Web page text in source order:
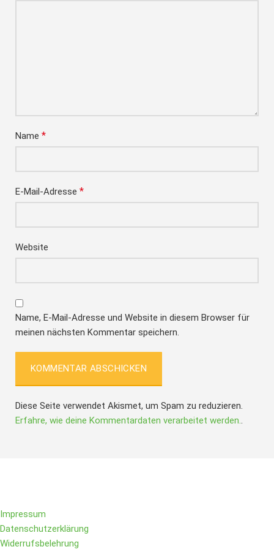
Name *
E-Mail-Adresse *
Website
Name, E-Mail-Adresse und Website in diesem Browser für
meinen nächsten Kommentar speichern.
Diese Seite verwendet Akismet, um Spam zu reduzieren.
Erfahre, wie deine Kommentardaten verarbeitet werden..
Impressum
Datenschutzerklärung
Widerrufsbelehrung